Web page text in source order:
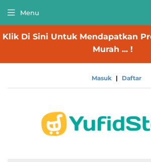
Klik Di Sini Untuk Mendapatkan
Murah ... !
Masuk | Daftar
Menu